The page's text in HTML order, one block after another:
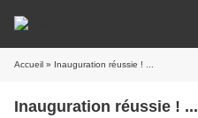
Accueil » Inauguration réussie ! ...
Inauguration réussie ! ...